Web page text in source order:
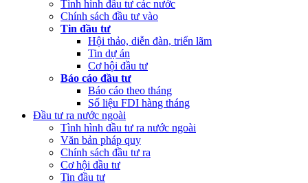
Tình hình đầu tư các nước
Chính sách đầu tư vào
Tin đầu tư
Hội thảo, diễn đàn, triển lãm
Tin dự án
Cơ hội đầu tư
Báo cáo đầu tư
Báo cáo theo tháng
Số liệu FDI hàng tháng
Đầu tư ra nước ngoài
Tình hình đầu tư ra nước ngoài
Văn bản pháp quy
Chính sách đầu tư ra
Cơ hội đầu tư
Tin đầu tư